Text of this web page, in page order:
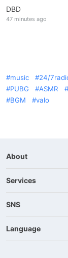
DBD
47 minutes ago
music 24/
PUBG
ASMR
BGM
valo
About
Services
SNS
Language